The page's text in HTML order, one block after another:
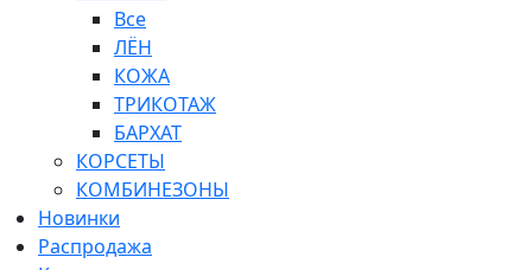
Все
ЛЁН
КОЖА
ТРИКОТАЖ
БАРХАТ
КОРСЕТЫ
КОМБИНЕЗОНЫ
Новинки
Распродажа